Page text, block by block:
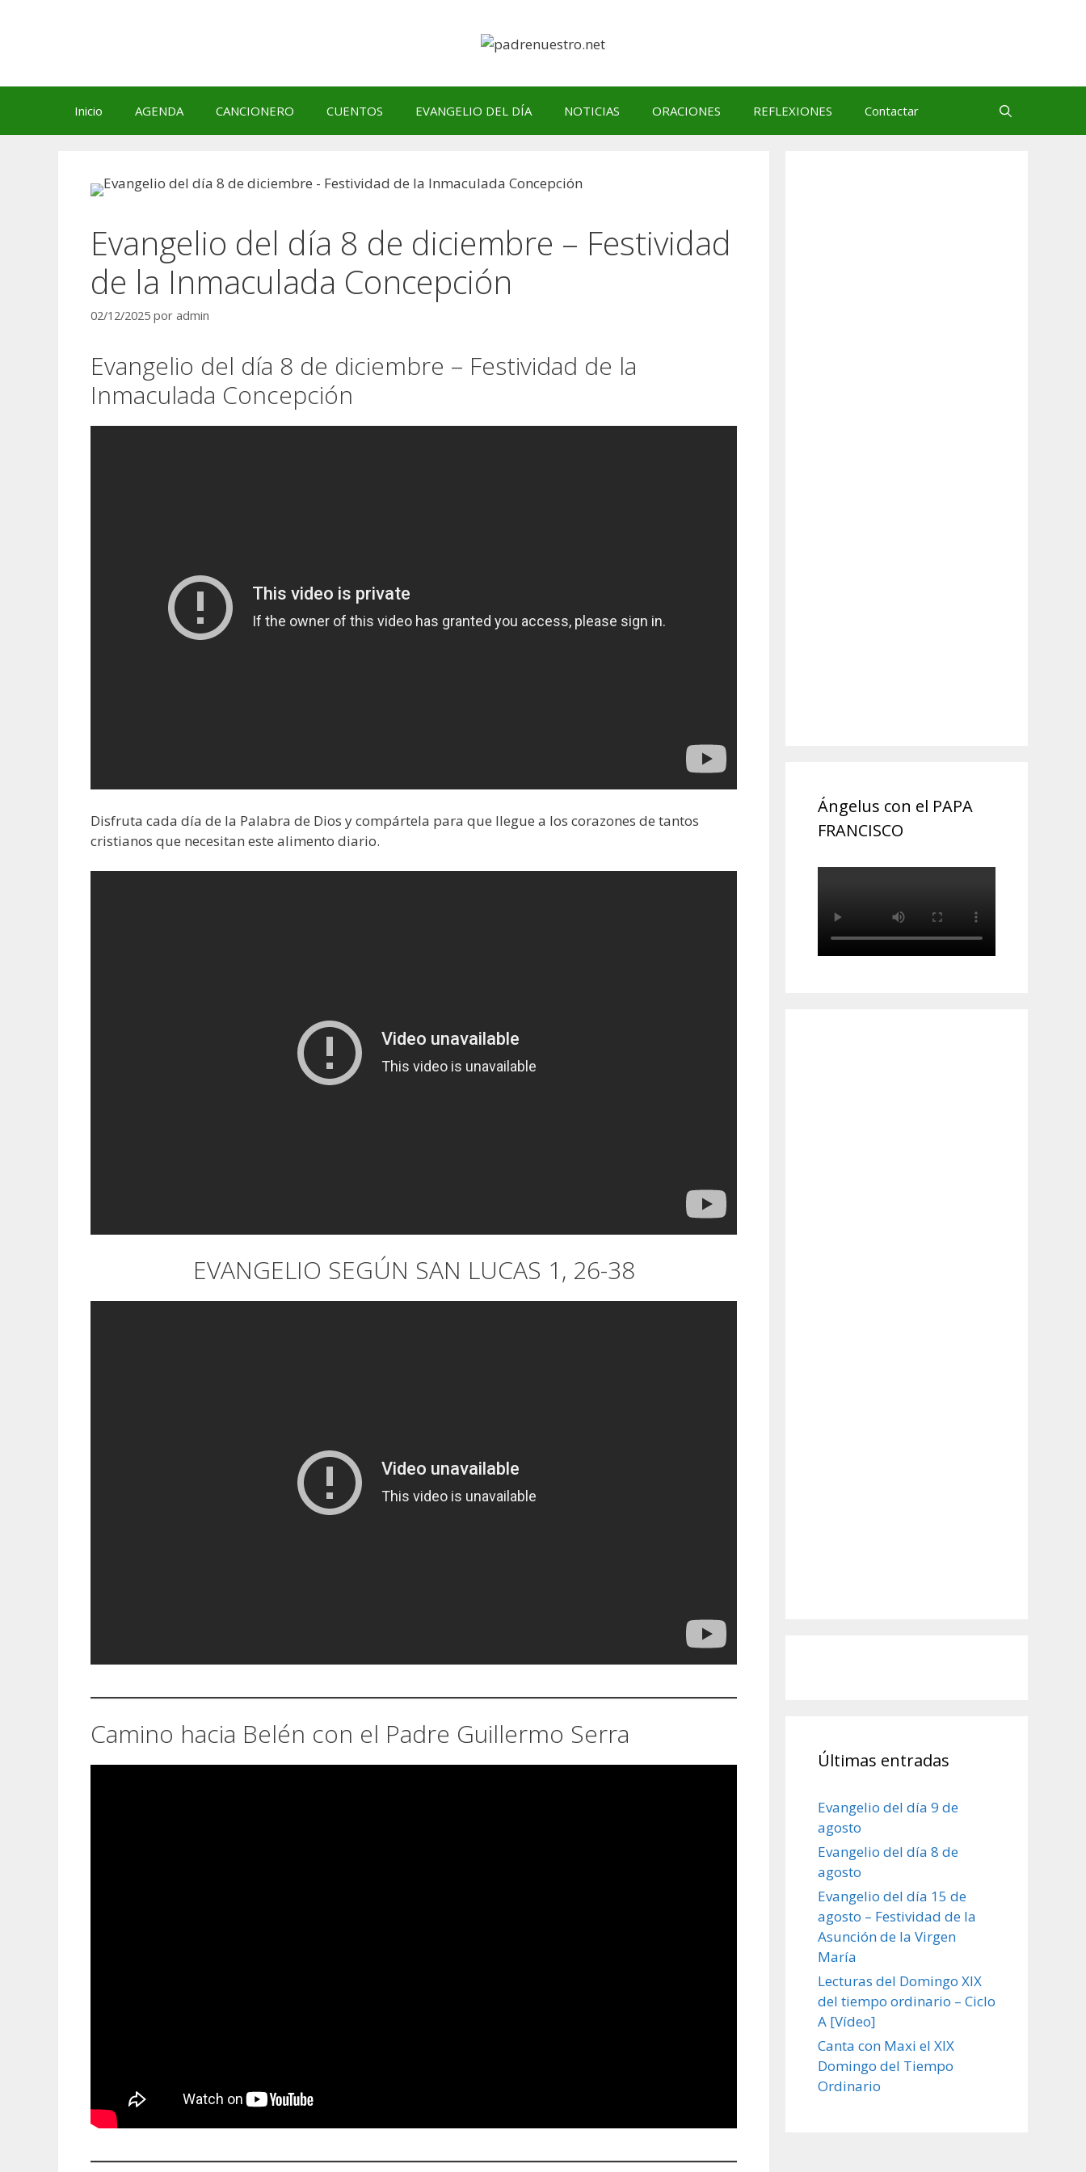
Inicio AGENDA CANCIONERO CUENTOS EVANGELIO DEL DÍA NOTICIAS ORACIONES REFLEXIONES Contactar
Evangelio del día 8 de diciembre – Festividad
de la Inmaculada Concepción
02/12/2025 por admin
Evangelio del día 8 de diciembre – Festividad de la
Inmaculada Concepción
Disfruta cada día de la Palabra de Dios y compártela para que llegue a los corazones de tantos
cristianos que necesitan este alimento diario.
EVANGELIO SEGÚN SAN LUCAS 1, 26-38
Camino hacia Belén con el Padre Guillermo Serra
Ángelus con el PAPA
FRANCISCO
Últimas entradas
Evangelio del día 9 de
agosto
Evangelio del día 8 de
agosto
Evangelio del día 15 de
agosto – Festividad de la
Asunción de la Virgen
María
Lecturas del Domingo XIX
del tiempo ordinario – Ciclo
A [Vídeo]
Canta con Maxi el XIX
Domingo del Tiempo
Ordinario